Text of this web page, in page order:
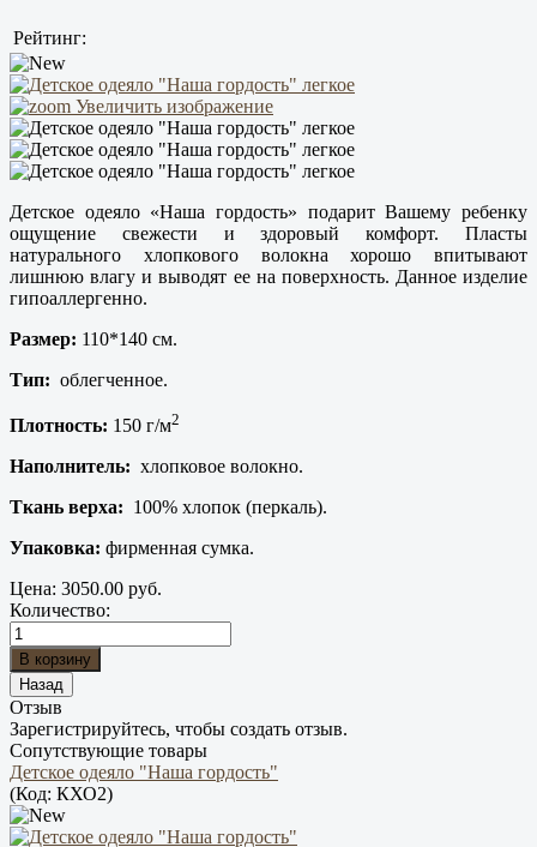
Рейтинг:
Увеличить изображение
Детское одеяло «Наша гордость» подарит Вашему ребенку
ощущение свежести и здоровый комфорт. Пласты
натурального хлопкового волокна хорошо впитывают
лишнюю влагу и выводят ее на поверхность. Данное изделие
гипоаллергенно.
Размер: 110*140 см.
Тип: облегченное.
Плотность: 150 г/м2
Наполнитель: хлопковое волокно.
Ткань верха: 100% хлопок (перкаль).
Упаковка: фирменная сумка.
Цена: 3050.00 руб.
Количество:
Отзыв
Зарегистрируйтесь, чтобы создать отзыв.
Сопутствующие товары
Детское одеяло "Наша гордость"
(Код: КХО2)